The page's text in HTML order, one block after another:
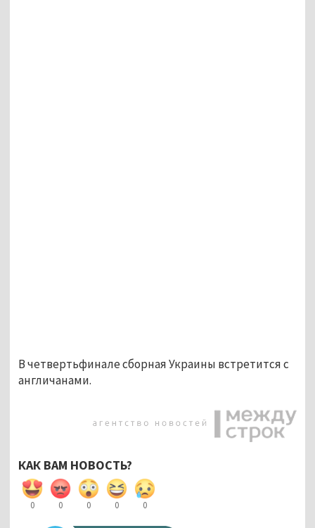
В четвертьфинале сборная Украины встретится с
англичанами.
КАК ВАМ НОВОСТЬ?
0 0 0 0 0